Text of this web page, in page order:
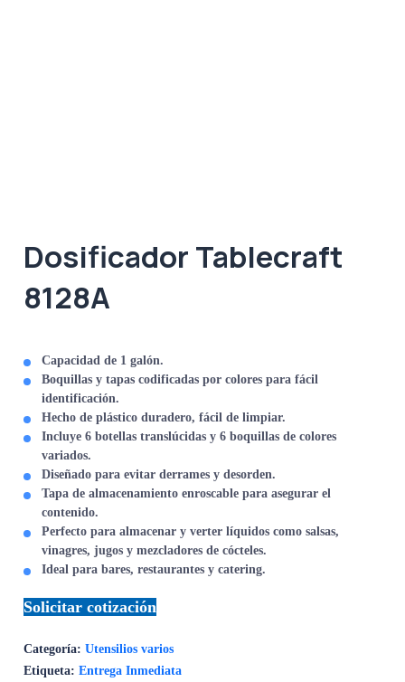
Dosificador Tablecraft
8128A
Capacidad de 1 galón.
Boquillas y tapas codificadas por colores para fácil
identificación.
Hecho de plástico duradero, fácil de limpiar.
Incluye 6 botellas translúcidas y 6 boquillas de colores
variados.
Diseñado para evitar derrames y desorden.
Tapa de almacenamiento enroscable para asegurar el
contenido.
Perfecto para almacenar y verter líquidos como salsas,
vinagres, jugos y mezcladores de cócteles.
Ideal para bares, restaurantes y catering.
Solicitar cotización
Categoría:Utensilios varios
Etiqueta:Entrega Inmediata